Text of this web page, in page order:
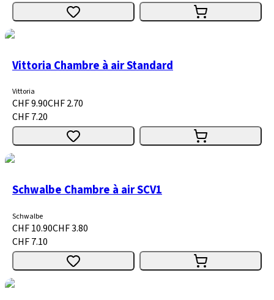
Vittoria Chambre à air Standard
Vittoria
CHF 9.90CHF 2.70
CHF 7.20
Schwalbe Chambre à air SCV1
Schwalbe
CHF 10.90CHF 3.80
CHF 7.10